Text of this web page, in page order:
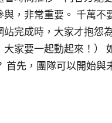
，非常重要。 千萬不
站完成時，大家才抱怨
大家要一起動起來！）
首先，團隊可以開始與